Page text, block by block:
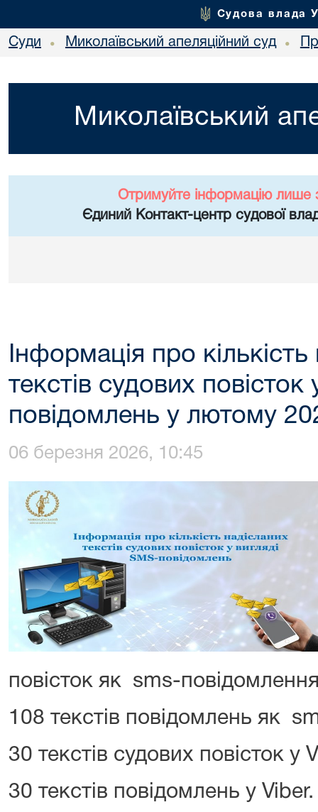
Судова влада
Суди • Миколаївський апеляційний суд •
Миколаївський
Отримуйте інформацію лише
Єдиний Контакт-центр судової
Інформація про
текстів судових повісток
повідомлень у лютому
06 березня 2026, 10:45
повісток як sms-
108 текстів повідомлень як
30 текстів судових повісток у
30 текстів повідомлень у Viber.